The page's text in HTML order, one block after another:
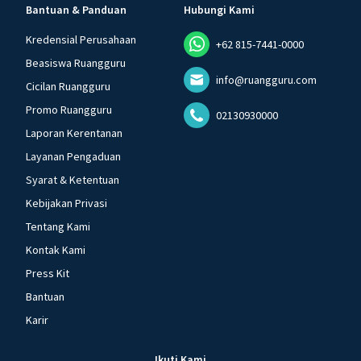
Bantuan & Panduan
Kredensial Perusahaan
Beasiswa Ruangguru
Cicilan Ruangguru
Promo Ruangguru
Laporan Kerentanan
Layanan Pengaduan
Syarat & Ketentuan
Kebijakan Privasi
Tentang Kami
Kontak Kami
Press Kit
Bantuan
Karir
Hubungi Kami
+62 815-7441-0000
info@ruangguru.com
02130930000